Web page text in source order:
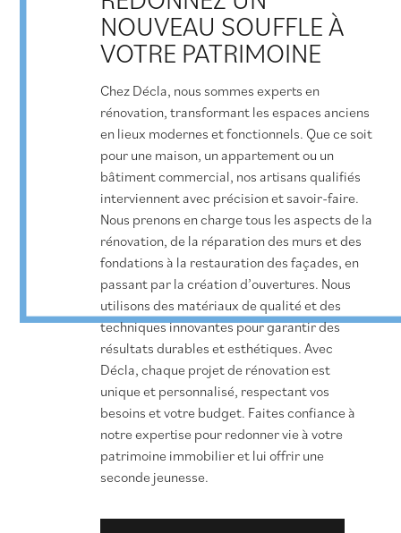
NOUVEAU SOUFFLE À
VOTRE PATRIMOINE
Chez Décla, nous sommes experts en
rénovation, transformant les espaces anciens
en lieux modernes et fonctionnels. Que ce soit
pour une maison, un appartement ou un
bâtiment commercial, nos artisans qualifiés
interviennent avec précision et savoir-faire.
Nous prenons en charge tous les aspects de la
rénovation, de la réparation des murs et des
fondations à la restauration des façades, en
passant par la création d’ouvertures. Nous
utilisons des matériaux de qualité et des
techniques innovantes pour garantir des
résultats durables et esthétiques. Avec
Décla, chaque projet de rénovation est
unique et personnalisé, respectant vos
besoins et votre budget. Faites confiance à
notre expertise pour redonner vie à votre
patrimoine immobilier et lui offrir une
seconde jeunesse.